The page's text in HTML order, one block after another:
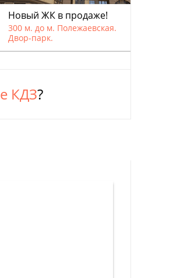
Новый ЖК в продаже!
300 м. до м. Полежаевская.
Двор-парк.
КДЗ?